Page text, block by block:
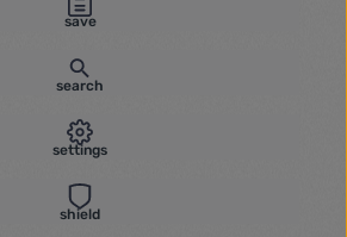
save
search
settings
shield